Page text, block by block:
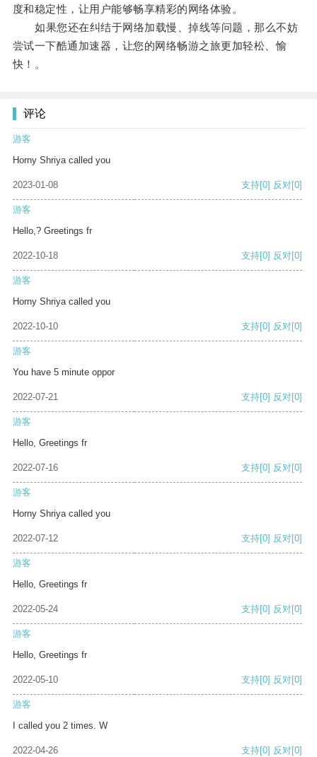
度和稳定性，让用户能够畅享精彩的网络体验。
如果您还在纠结于网络加载慢、掉线等问题，那么不妨
尝试一下酷通加速器，让您的网络畅游之旅更加轻松、愉
快！。
评论
游客
Horny Shriya called you
2023-01-08 支持[0] 反对[0]
游客
Hello,? Greetings fr
2022-10-18 支持[0] 反对[0]
游客
Horny Shriya called you
2022-10-10 支持[0] 反对[0]
游客
You have 5 minute oppor
2022-07-21 支持[0] 反对[0]
游客
Hello, Greetings fr
2022-07-16 支持[0] 反对[0]
游客
Horny Shriya called you
2022-07-12 支持[0] 反对[0]
游客
Hello, Greetings fr
2022-05-24 支持[0] 反对[0]
游客
Hello, Greetings fr
2022-05-10 支持[0] 反对[0]
游客
I called you 2 times. W
2022-04-26 支持[0] 反对[0]